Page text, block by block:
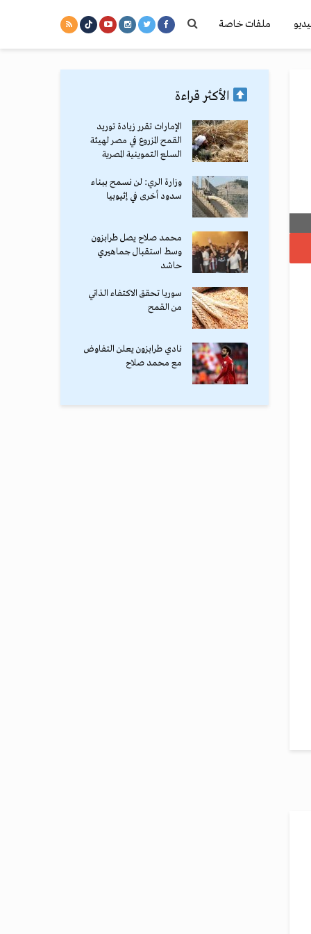
ملفات خاصة
الأكثر قراءة
الإمارات تقرر زيادة توريد
القمح المزروع في مصر لهيئة
السلع التموينية المصرية
وزارة الري: لن نسمح ببناء
سدود أخرى في إثيوبيا
محمد صلاح يصل طرابزون
وسط استقبال جماهيري
حاشد
سوريا تحقق الاكتفاء الذاتي
من القمح
نادي طرابزون يعلن التفاوض
مع محمد صلاح